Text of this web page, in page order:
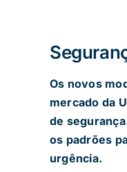
Os novos
mercado da
de
os padrões
urgência.